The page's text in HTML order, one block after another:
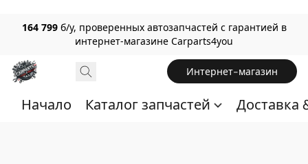
164 799 б/у, проверенных автозапчастей с гарантией в
интернет-магазине Carparts4you
Интернет-магазин
Начало Каталог запчастей Доставка